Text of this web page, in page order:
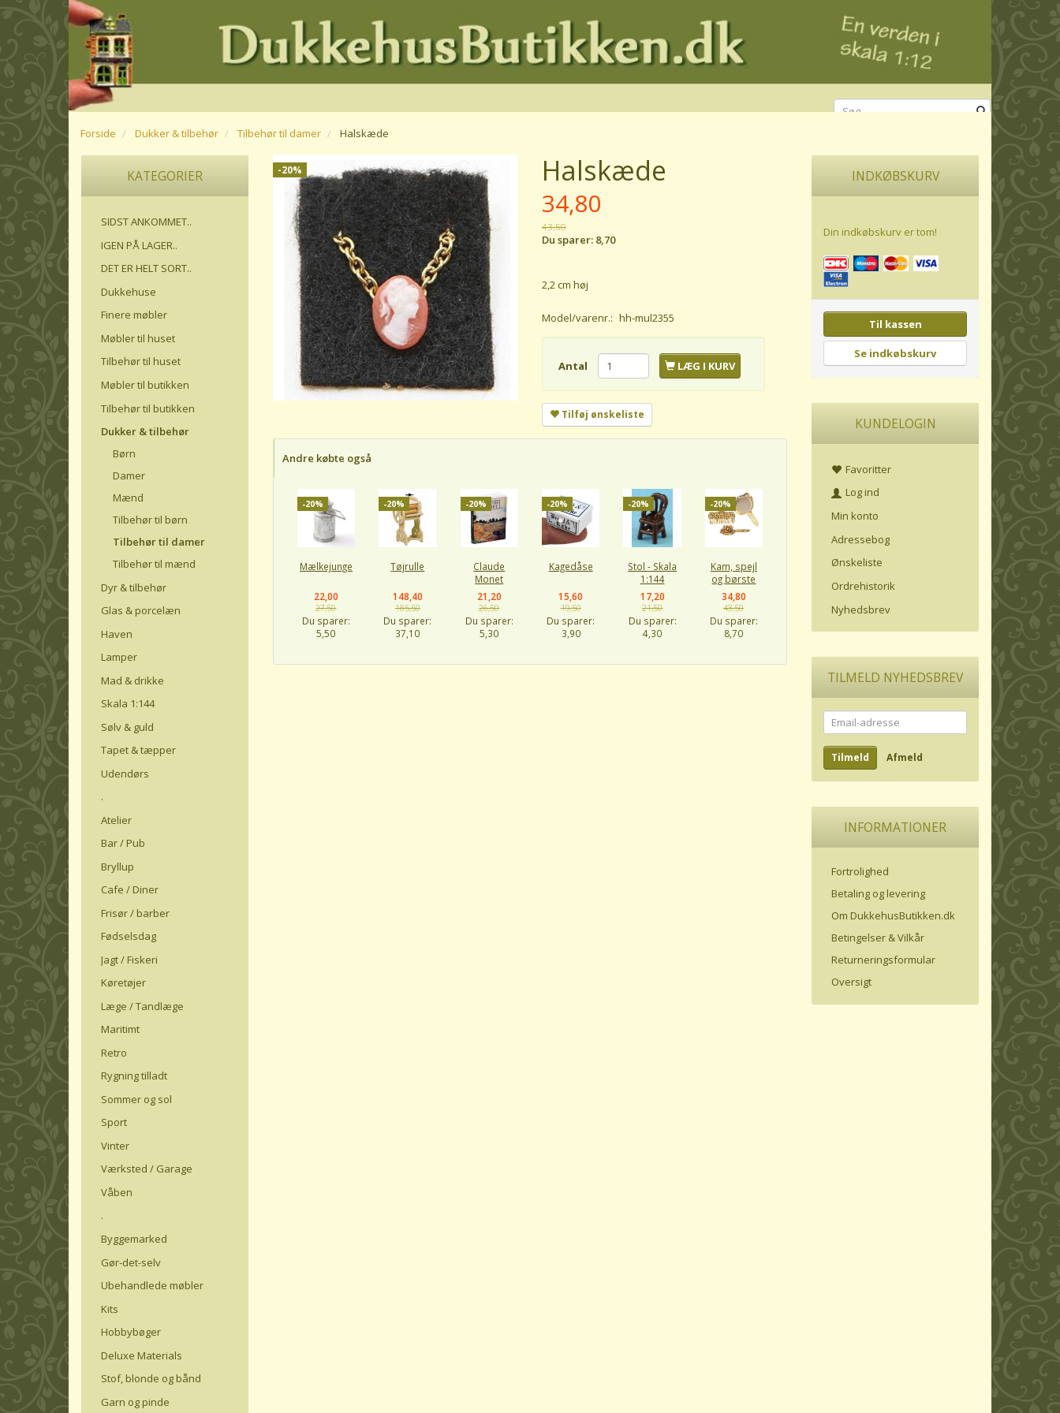
Forside Dukker & tilbehør Tilbehør til damer Halskæde
KATEGORIER
SIDST ANKOMMET..
IGEN PÅ LAGER..
DET ER HELT SORT..
Dukkehuse
Finere møbler
Møbler til huset
Tilbehør til huset
Møbler til butikken
Tilbehør til butikken
Dukker & tilbehør
Børn
Damer
Mænd
Tilbehør til børn
Tilbehør til damer
Tilbehør til mænd
Dyr & tilbehør
Glas & porcelæn
Haven
Lamper
Mad & drikke
Skala 1:144
Sølv & guld
Tapet & tæpper
Udendørs
.
Atelier
Bar / Pub
Bryllup
Cafe / Diner
Frisør / barber
Fødselsdag
Jagt / Fiskeri
Køretøjer
Læge / Tandlæge
Maritimt
Retro
Rygning tilladt
Sommer og sol
Sport
Vinter
Værksted / Garage
Våben
.
Byggemarked
Gør-det-selv
Ubehandlede møbler
Kits
Hobbybøger
Deluxe Materials
Stof, blonde og bånd
Garn og pinde
-20% Halskæde
34,80
43,50
Du sparer: 8,70
2,2 cm høj
Model/varenr.: hh-mul2355
Antal LÆG I KURV
Tilføj ønskeliste
Andre købte også
-20%
Mælkejunge
22,00
27,50
Du sparer:
5,50
-20%
Tøjrulle
148,40
185,50
Du sparer:
37,10
-20%
Claude
Monet
21,20
26,50
Du sparer:
5,30
-20%
Kagedåse
15,60
19,50
Du sparer:
3,90
-20%
Stol - Skala
1:144
17,20
21,50
Du sparer:
4,30
-20%
Kam, spejl
og børste
34,80
43,50
Du sparer:
8,70
INDKØBSKURV
Din indkøbskurv er tom!
Til kassen
Se indkøbskurv
KUNDELOGIN
Favoritter
Log ind
Min konto
Adressebog
Ønskeliste
Ordrehistorik
Nyhedsbrev
TILMELD NYHEDSBREV
Email-
adresse
Tilmeld Afmeld
INFORMATIONER
Fortrolighed
Betaling og levering
Om DukkehusButikken.dk
Betingelser & Vilkår
Returneringsformular
Oversigt